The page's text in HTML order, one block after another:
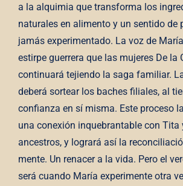
a la alquimia que transforma los
naturales en alimento y un sentido de
jamás experimentado. La voz de
estirpe guerrera que las mujeres De la
continuará tejiendo la saga familiar.
deberá sortear los baches filiales, al
confianza en sí misma. Este proceso
una conexión inquebrantable con Tita
ancestros, y logrará así la
mente. Un renacer a la vida. Pero el
será cuando María experimente otra